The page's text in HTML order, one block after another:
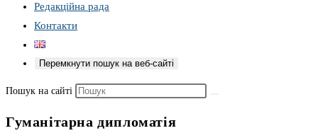
Редакційна рада
Контакти
Перемкнути пошук на веб-сайті
Пошук на сайті
Гуманітарна дипломатія